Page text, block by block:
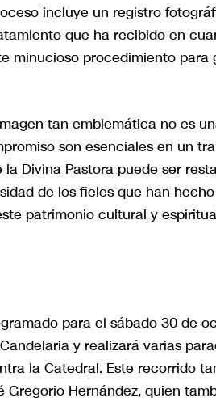
incluye un registro
que ha recibido en
minucioso procedimiento para
tan emblemática no es
son esenciales en un
Divina Pastora puede ser
de los fieles que han
patrimonio cultural y
para el sábado 30 de
y realizará varias
la Catedral. Este recorrido
Hernández, quien